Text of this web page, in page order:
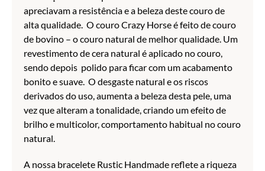
apreciavam a resistência e a beleza deste couro de
alta qualidade. O couro Crazy Horse é feito de couro
de bovino – o couro natural de melhor qualidade. Um
revestimento de cera natural é aplicado no couro,
sendo depois polido para ficar com um acabamento
bonito e suave. O desgaste natural e os riscos
derivados do uso, aumenta a beleza desta pele, uma
vez que alteram a tonalidade, criando um efeito de
brilho e multicolor, comportamento habitual no couro
natural.
A nossa bracelete Rustic Handmade reflete a riqueza